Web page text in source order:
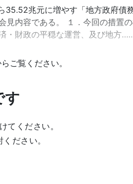
兆元に増やす「地方政府債
見内容である。 １．今回の措置
・財政の平穏な運営、及び地方
ご覧ください。
す
てください。
ださい。